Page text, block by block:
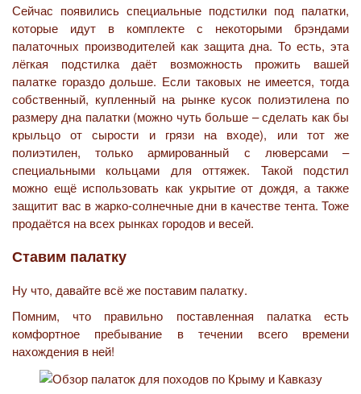
Сейчас появились специальные подстилки под палатки,
которые идут в комплекте с некоторыми брэндами
палаточных производителей как защита дна. То есть, эта
лёгкая подстилка даёт возможность прожить вашей
палатке гораздо дольше. Если таковых не имеется, тогда
собственный, купленный на рынке кусок полиэтилена по
размеру дна палатки (можно чуть больше – сделать как бы
крыльцо от сырости и грязи на входе), или тот же
полиэтилен, только армированный с люверсами –
специальными кольцами для оттяжек. Такой подстил
можно ещё использовать как укрытие от дождя, а также
защитит вас в жарко-солнечные дни в качестве тента. Тоже
продаётся на всех рынках городов и весей.
Ставим палатку
Ну что, давайте всё же поставим палатку.
Помним, что правильно поставленная палатка есть
комфортное пребывание в течении всего времени
нахождения в ней!